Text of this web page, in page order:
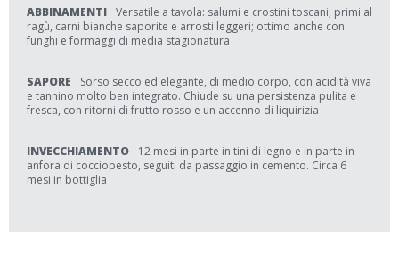
ABBINAMENTI Versatile a tavola: salumi e crostini toscani, primi al
ragù, carni bianche saporite e arrosti leggeri; ottimo anche con
funghi e formaggi di media stagionatura
SAPORE
Sorso secco ed elegante, di medio corpo, con acidità viva
e tannino molto ben integrato. Chiude su una persistenza pulita e
fresca, con ritorni di frutto rosso e un accenno di liquirizia
INVECCHIAMENTO
12 mesi in parte in tini di legno e in parte in
anfora di cocciopesto, seguiti da passaggio in cemento. Circa 6
mesi in bottiglia